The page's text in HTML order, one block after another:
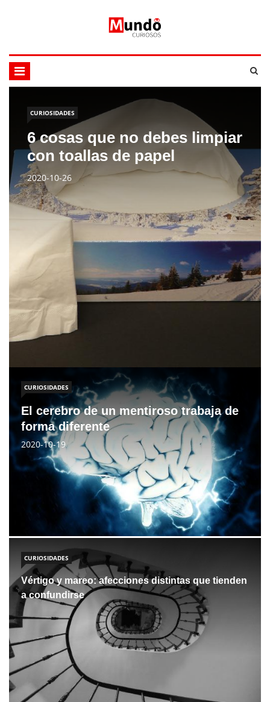
CURIOSIDADES
6 cosas que no debes limpiar
con toallas de papel
2020-10-26
CURIOSIDADES
El cerebro de un mentiroso trabaja de
forma diferente
2020-10-19
CURIOSIDADES
Vértigo y mareo: afecciones distintas que tienden
a confundirse